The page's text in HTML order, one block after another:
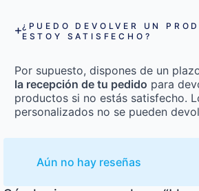
¿PUEDO DEVOLVER UN
ESTOY SATISFECHO?
Por supuesto, dispones de un
la recepción de tu pedido para
productos si no estás satisfecho.
personalizados no se pueden
Aún no hay reseñas